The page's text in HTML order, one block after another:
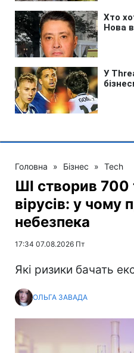
Головна » Бізнес » Tech
ШІ створив 700
вірусів: у чому
небезпека
17:34 07.08.2026 Пт
Які ризики бачать
ОЛЬГА ЗАВАДА